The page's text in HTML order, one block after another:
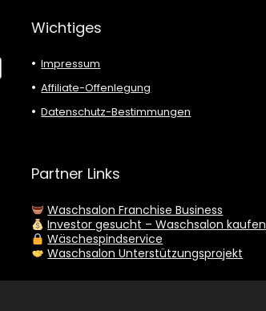
Wichtiges
Impressum
Affiliate-Offenlegung
Datenschutz-Bestimmungen
Partner Links
Waschsalon Franchise Business
Investor gesucht – Waschsalon kaufen
Wäschespindservice
Waschsalon Unterstützungsprojekt